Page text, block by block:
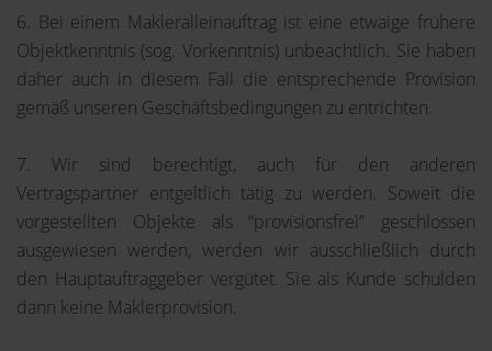
6. Bei einem Makleralleinauftrag ist eine etwaige frühere
Objektkenntnis (sog. Vorkenntnis) unbeachtlich. Sie haben
daher auch in diesem Fall die entsprechende Provision
gemäß unseren Geschäftsbedingungen zu entrichten.
7. Wir sind berechtigt, auch für den anderen
Vertragspartner entgeltlich tätig zu werden. Soweit die
vorgestellten Objekte als “provisionsfrei” geschlossen
ausgewiesen werden, werden wir ausschließlich durch
den Hauptauftraggeber vergütet. Sie als Kunde schulden
dann keine Maklerprovision.